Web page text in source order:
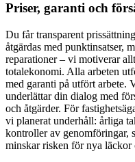
Priser, garanti och
Du får transparent
åtgärdas med punktinsatser,
reparationer – vi motiverar
totalekonomi. Alla arbeten
med garanti på utfört arbete.
underlättar din dialog med
och åtgärder. För
vi planerat underhåll: årliga
kontroller av genomföringar,
minskar risken för nya läckor